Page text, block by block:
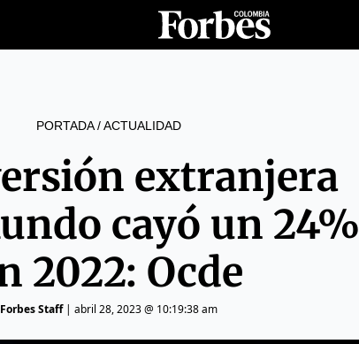
PORTADA/ACTUALIDAD
extranjera
cayó un 24%
2022: Ocde
Forbes Staff| abril 28, 2023 @ 10:19:38 am